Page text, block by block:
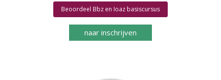
Beoordeel Bbz en Ioaz basiscursus
naar inschrijven